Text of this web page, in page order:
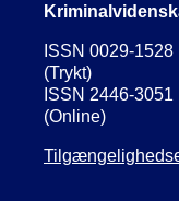
ISSN 0029-1528
(Trykt)
ISSN 2446-3051
(Online)